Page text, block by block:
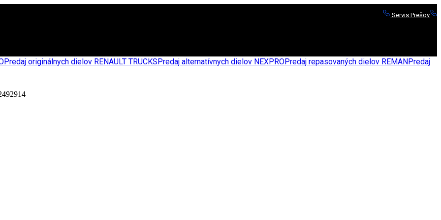
Servis Prešov
Predaj originálnych dielov RENAULT TRUCKSPredaj alternatívnych dielov NEXPROPredaj repasovaných dielov REMANPredaj